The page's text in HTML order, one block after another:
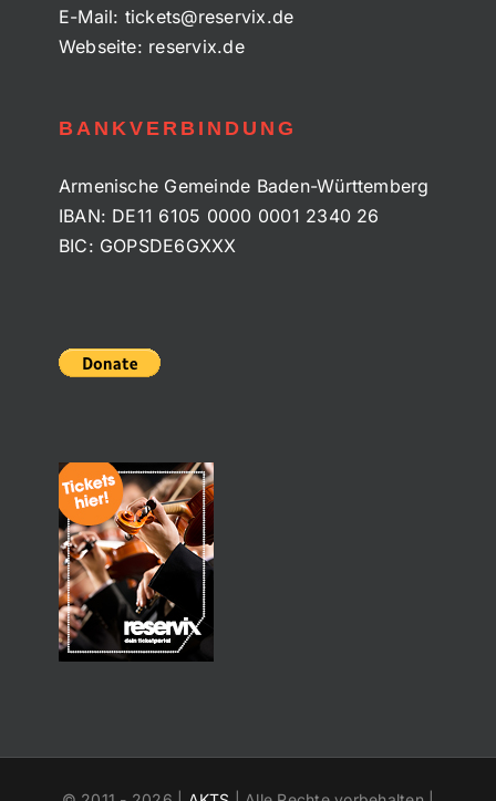
E-Mail: tickets@reservix.de
Webseite: reservix.de
BANKVERBINDUNG
Armenische Gemeinde Baden-Württemberg
IBAN: DE11 6105 0000 0001 2340 26
BIC: GOPSDE6GXXX